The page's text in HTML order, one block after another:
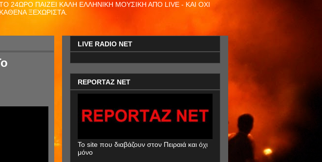
ΠΑΙΖΕΙ ΚΑΛΗ ΕΛΛΗΝΙΚΗ ΜΟΥΣΙΚΗ ΑΠΟ LIVE - ΚΑΙ ΟΧΙ
ΞΕΧΩΡΙΣΤΑ.
LIVE RADIO NET
REPORTAZ NET
To site που διαβάζουν στον Πειραιά και όχι
μόνο